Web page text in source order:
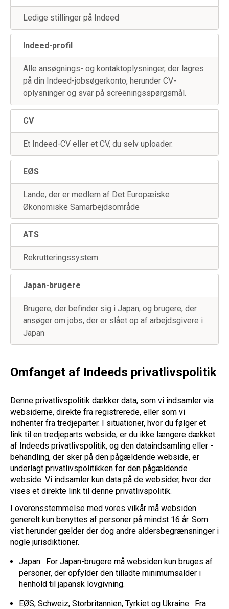
Ledige stillinger på Indeed
Indeed-profil
Alle ansøgnings- og kontaktoplysninger, der lagres
på din Indeed-jobsøgerkonto, herunder CV-
oplysninger og svar på screeningsspørgsmål.
CV
Et Indeed-CV eller et CV, du selv uploader.
EØS
Lande, der er medlem af Det Europæiske
Økonomiske Samarbejdsområde
ATS
Rekrutteringssystem
Japan-brugere
Brugere, der befinder sig i Japan, og brugere, der
ansøger om jobs, der er slået op af arbejdsgivere i
Japan
Omfanget af Indeeds privatlivspolitik
Denne privatlivspolitik dækker data, som vi indsamler via
websiderne, direkte fra registrerede, eller som vi
indhenter fra tredjeparter. I situationer, hvor du følger et
link til en tredjeparts webside, er du ikke længere dækket
af Indeeds privatlivspolitik, og den dataindsamling eller -
behandling, der sker på den pågældende webside, er
underlagt privatlivspolitikken for den pågældende
webside. Vi indsamler kun data på de websider, hvor der
vises et direkte link til denne privatlivspolitik.
I overensstemmelse med vores vilkår må websiden
generelt kun benyttes af personer på mindst 16 år. Som
vist herunder gælder der dog andre aldersbegrænsninger i
nogle jurisdiktioner.
Japan: For Japan-brugere må websiden kun bruges af
personer, der opfylder den tilladte minimumsalder i
henhold til japansk lovgivning.
EØS, Schweiz, Storbritannien, Tyrkiet og Ukraine: Fra